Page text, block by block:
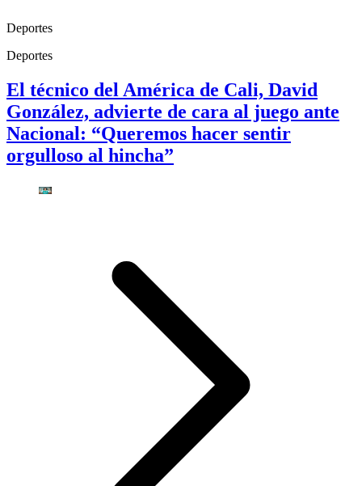
Deportes
Deportes
El técnico del América de Cali, David
González, advierte de cara al juego ante
Nacional: “Queremos hacer sentir
orgulloso al hincha”